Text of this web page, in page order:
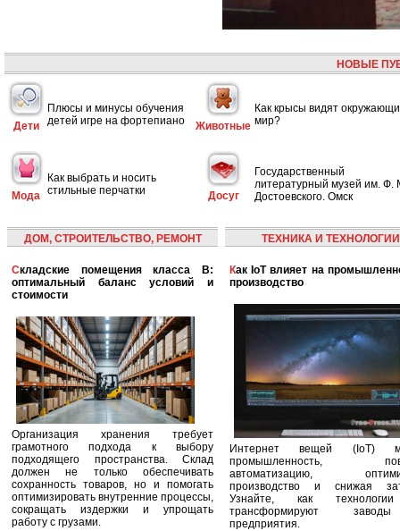
НОВЫЕ
Дети
Плюсы и минусы обучения
детей игре на фортепиано
Животные
Как крысы видят
мир?
Мода
Как выбрать и носить
стильные перчатки
Досуг
Государственный
литературный музей им. Ф.
Достоевского. Омск
ДОМ, СТРОИТЕЛЬСТВО, РЕМОНТ
Складские помещения класса B:
оптимальный баланс условий и
стоимости
Организация хранения требует
грамотного подхода к выбору
подходящего пространства. Склад
должен не только обеспечивать
сохранность товаров, но и помогать
оптимизировать внутренние процессы,
сокращать издержки и упрощать
работу с грузами.
ТЕХНИКА И ТЕХНОЛОГИИ
Как IoT влияет на промышленность и
производство
Интернет вещей (IoT)
промышленность,
автоматизацию,
производство и снижая
Узнайте, как
трансформируют
предприятия.